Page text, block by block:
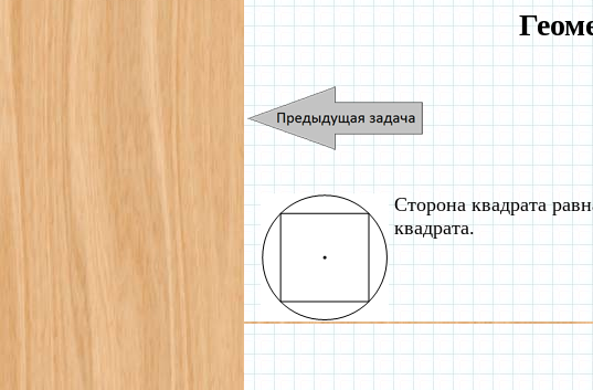
Сторона квадрата
квадрата.